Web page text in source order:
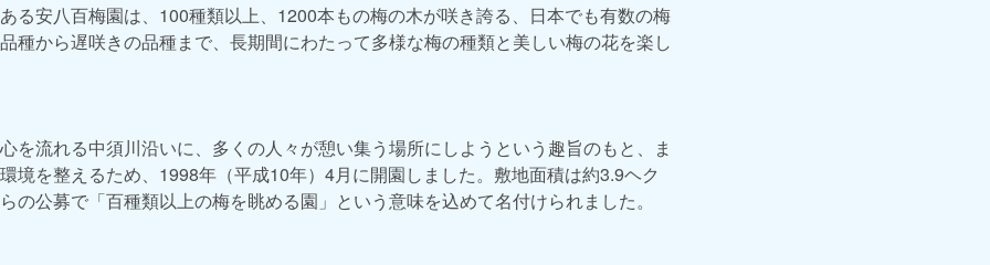
る安八百梅園は、100種類以上、1200本もの梅の木が咲き誇る、日本でも有数の梅
種から遅咲きの品種まで、長期間にわたって多様な梅の種類と美しい梅の花を楽し
を流れる中須川沿いに、多くの人々が憩い集う場所にしようという趣旨のもと、ま
境を整えるため、1998年（平成10年）4月に開園しました。敷地面積は約3.9ヘク
の公募で「百種類以上の梅を眺める園」という意味を込めて名付けられました。